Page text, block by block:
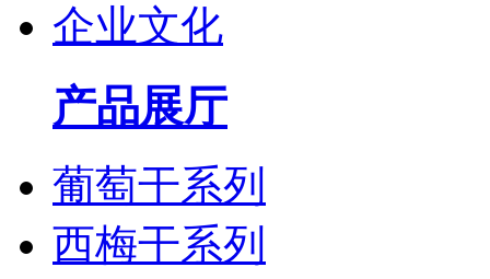
企业文化
产品展厅
葡萄干系列
西梅干系列